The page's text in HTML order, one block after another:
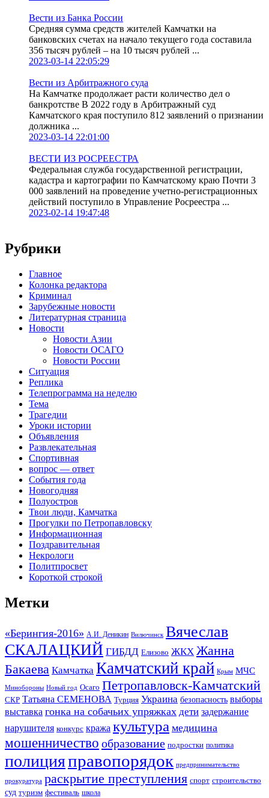
Вести из Банка России
Средняя сумма средств жителей Камчатки на
банковских счетах на начало текущего года составила
356 тысяч рублей – на 10 тысяч рублей ...
2023-03-14 22:05:29
Вести из Арбитражного суда
На Камчатке продолжает расти количество дел о
банкротстве В 2022 году в Арбитражный суд
Камчатского края поступило 812 заявлений о признании
должника ...
2023-03-14 22:01:00
ВЕСТИ ИЗ РОСРЕЕСТРА
Федеральная служба государственной регистрации,
кадастра и картографии по Камчатскому краю Почти 3
000 заявлений на проведение учетно-регистрационных
действий поступило в Управление Росреестра ...
2023-02-14 19:47:48
Рубрики
Главное
Колонка редактора
Криминал
Зарубежные новости
Литературная страница
Новости
Новости Азии
Новости ОСАГО
Новости России
Ситуация
Реплика
Телепрограмма на неделю
Тема
Трагедии
Уроки истории
Объявления
Развлекательная
Спортивная
вопрос — ответ
События года
Новогодняя
Полуостров
Твои люди, Камчатка
Прогулки по Петропавловску
Информационная
Поздравительная
Некрологи
Политпросвет
Короткой строкой
Метки
«Берингия-2016» А.И. Деникин Вилючинск Вячеслав
СКАЛАЦКИЙ ГИБДД Елизово ЖКХ Жанна
Бакаева Камчатка Камчатский край Крым МЧС
Минобороны Новый год Осаго Петропавловск-Камчатский
СКР Татьяна СЕМЕНОВА Турция Украина безопасность выборы
выставка гонка на собачьих упряжках дети задержание
нарушителя конкурс кража культура медицина
мошенничество образование подростки политика
полицияправопорядок предпринимательство
прокуратура раскрытие преступления спорт строительство
суд туризм фестиваль школа